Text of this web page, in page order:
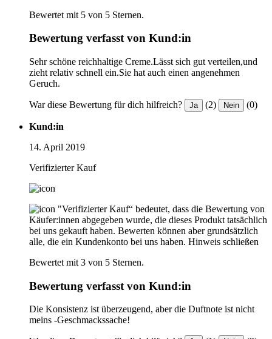
Bewertet mit 5 von 5 Sternen.
Bewertung verfasst von Kund:in
Sehr schöne reichhaltige Creme.Lässt sich gut verteilen,und
zieht relativ schnell ein.Sie hat auch einen angenehmen
Geruch.
War diese Bewertung für dich hilfreich? Ja (2) Nein (0)
Kund:in
14. April 2019
Verifizierter Kauf
"Verifizierter Kauf“ bedeutet, dass die Bewertung von
Käufer:innen abgegeben wurde, die dieses Produkt tatsächlich
bei uns gekauft haben. Bewerten können aber grundsätzlich
alle, die ein Kundenkonto bei uns haben. Hinweis schließen
Bewertet mit 3 von 5 Sternen.
Bewertung verfasst von Kund:in
Die Konsistenz ist überzeugend, aber die Duftnote ist nicht
meins -Geschmackssache!